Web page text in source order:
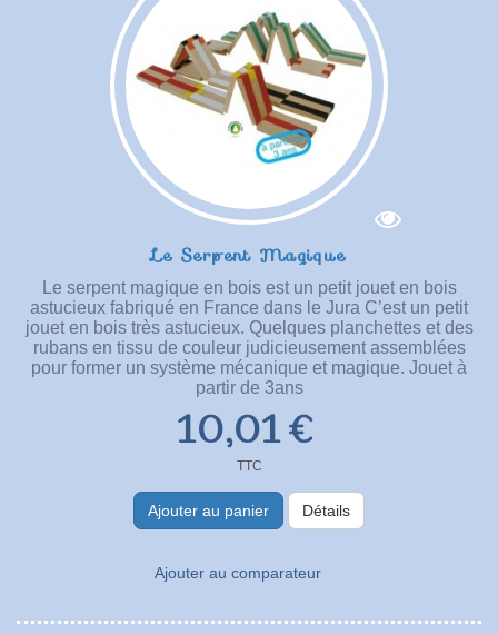
Le Serpent Magique
Le serpent magique en bois est un petit jouet en bois
astucieux fabriqué en France dans le Jura C’est un petit
jouet en bois très astucieux. Quelques planchettes et des
rubans en tissu de couleur judicieusement assemblées
pour former un système mécanique et magique. Jouet à
partir de 3ans
10,01 €
TTC
Ajouter au panier Détails
Ajouter au comparateur